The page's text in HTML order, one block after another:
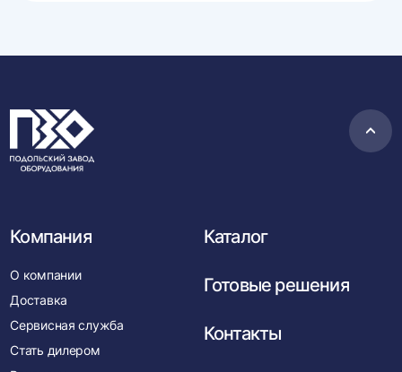
в
Компания
О компании
Доставка
Сервисная служба
Стать дилером
Каталог
Готовые решения
Контакты